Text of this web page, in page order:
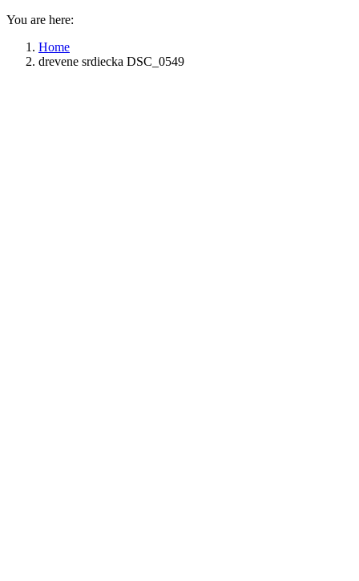
You are here:
Home
drevene srdiecka DSC_0549